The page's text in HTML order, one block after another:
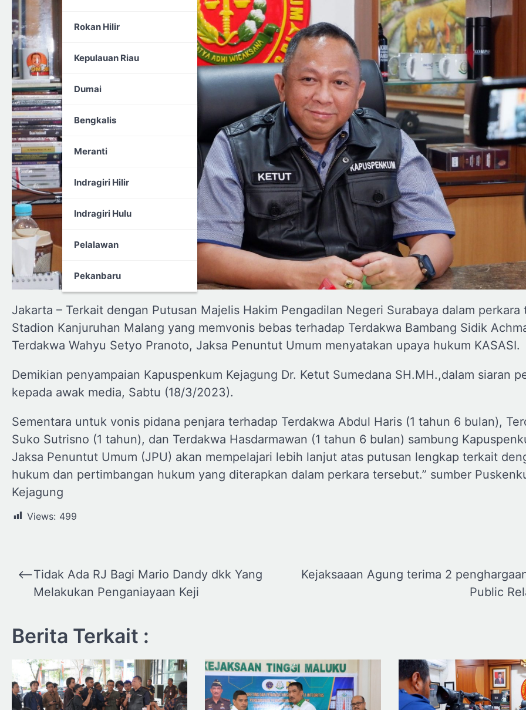
Rokan Hilir
Kepulauan Riau
Dumai
Bengkalis
Meranti
Indragiri Hilir
Indragiri Hulu
Pelalawan
Pekanbaru
Jakarta – Terkait dengan Putusan Majelis Hakim Pengadilan Negeri Surabaya dalam perkara
Stadion Kanjuruhan Malang yang memvonis bebas terhadap Terdakwa Bambang Sidik
Terdakwa Wahyu Setyo Pranoto, Jaksa Penuntut Umum menyatakan upaya hukum KASASI.
Demikian penyampaian Kapuspenkum Kejagung Dr. Ketut Sumedana SH.MH.,dalam siaran
kepada awak media, Sabtu (18/3/2023).
Sementara untuk vonis pidana penjara terhadap Terdakwa Abdul Haris (1 tahun 6 bulan),
Suko Sutrisno (1 tahun), dan Terdakwa Hasdarmawan (1 tahun 6 bulan) sambung
Jaksa Penuntut Umum (JPU) akan mempelajari lebih lanjut atas putusan lengkap terkait
hukum dan pertimbangan hukum yang diterapkan dalam perkara tersebut.” sumber
Kejagung
Views: 499
Navigasi
pos
⟵Tidak Ada RJ Bagi Mario Dandy dkk Yang
Melakukan Penganiayaan Keji
Kejaksaaan Agung terima 2
Public
Berita Terkait :